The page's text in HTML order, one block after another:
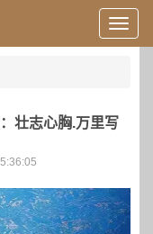
用
户
录
壮志心胸.万里写